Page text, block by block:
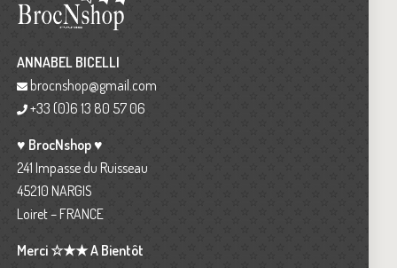
ANNABEL BICELLI
brocnshop@gmail.com
+33 (0)6 13 80 57 06
♥ BrocNshop ♥
241 Impasse du Ruisseau
45210 NARGIS
Loiret – FRANCE
Merci ☆★★ A Bientôt